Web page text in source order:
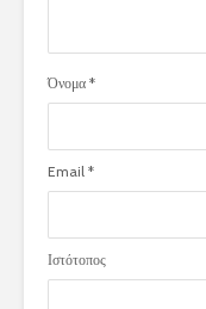
Όνομα *
Email *
Ιστότοπος